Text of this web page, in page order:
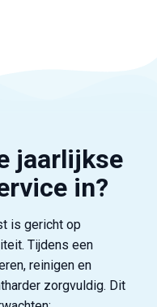
jaarlijkse
in?
is gericht op
Tijdens een
reinigen en
zorgvuldig. Dit